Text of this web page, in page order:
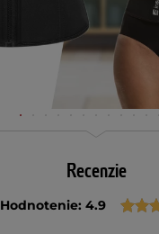
Recenzie
Hodnotenie: 4.9